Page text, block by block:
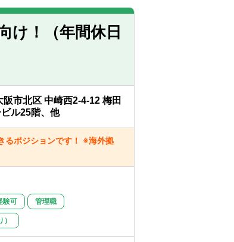
をお持ちの方
向けのアドバイザリー業務に
け！（年間休日
阪市北区 中崎西2-4-12 梅田
ル25階、他
るポジションです！ ※海外拠
験可 管理職